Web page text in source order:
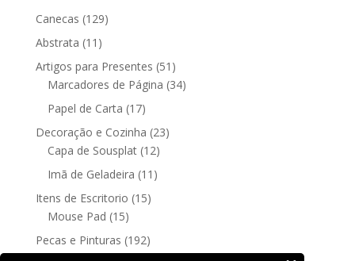
Canecas 129129
Abstrata 11 11
produtos
Artigos para Presentes 51 51
produtos
Marcadores de Página 3434
Papel de Carta 1717
produtos
Decoração e Cozinha 2323
Capa de Sousplat 1212
produtos
Imã de Geladeira 11 11
Itens de Escritorio 1515
Mouse Pad 1515
produtos
Pecas e Pinturas 192192
produtos
192